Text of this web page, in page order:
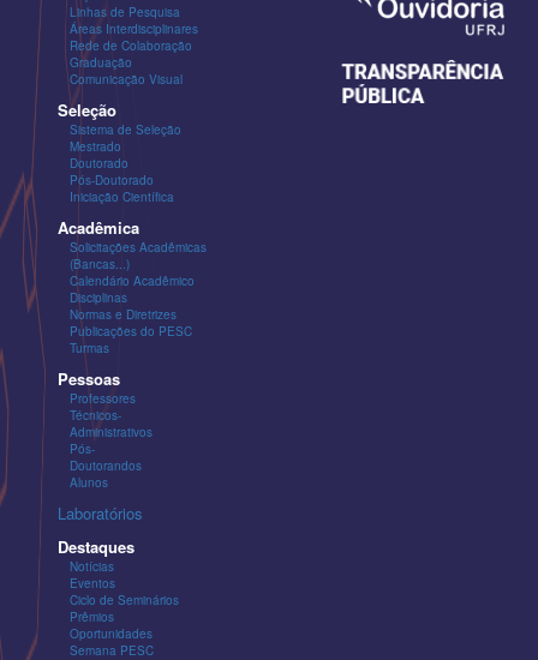
Linhas de Pesquisa
Áreas Interdisciplinares
Rede de Colaboração
Graduação
Comunicação Visual
Seleção
Sistema de Seleção
Mestrado
Doutorado
Pós-Doutorado
Iniciação Científica
Acadêmica
Solicitações Acadêmicas
(Bancas...)
Calendário Acadêmico
Disciplinas
Normas e Diretrizes
Publicações do PESC
Turmas
Pessoas
Professores
Técnicos-
Administrativos
Pós-
Doutorandos
Alunos
Laboratórios
Destaques
Notícias
Eventos
Ciclo de Seminários
Prêmios
Oportunidades
Semana PESC